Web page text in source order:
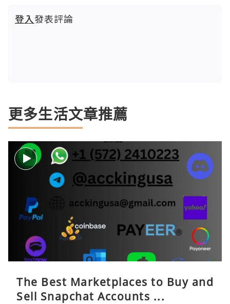
登入發表評論
更多生活文章推薦
The Best Marketplaces to Buy and
Sell Snapchat Accounts ...